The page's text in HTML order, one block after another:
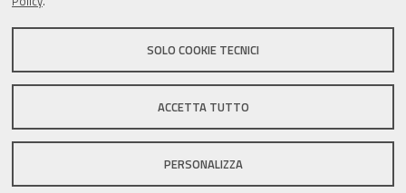
SOLO COOKIE TECNICI
ACCETTA TUTTO
PERSONALIZZA
Sito istituzionale Comune di Zola Predosa